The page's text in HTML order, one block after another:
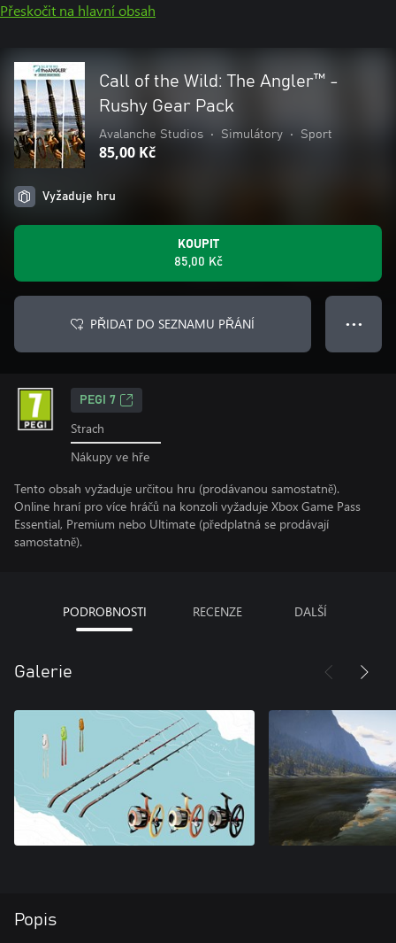
Přeskočit na hlavní obsah
Call of the Wild: The Angler™ -
Rushy Gear Pack
Avalanche Studios • Simulátory • Sport
85,00 Kč
Vyžaduje hru
KOUPIT
85,00 Kč
PŘIDAT DO SEZNAMU PŘÁNÍ ● ● ●
PEGI 7
Strach
Nákupy ve hře
Tento obsah vyžaduje určitou hru (prodávanou samostatně).
Online hraní pro více hráčů na konzoli vyžaduje Xbox Game Pass
Essential, Premium nebo Ultimate (předplatná se prodávají
samostatně).
PODROBNOSTI RECENZE DALŠÍ
Galerie
Popis